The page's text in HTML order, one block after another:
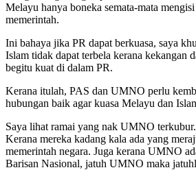
Melayu hanya boneka semata-mata
memerintah.
Ini bahaya jika PR dapat berkuasa, saya
Islam tidak dapat terbela kerana kekangan
begitu kuat di dalam PR.
Kerana itulah, PAS dan UMNO perlu
hubungan baik agar kuasa Melayu dan
Saya lihat ramai yang nak UMNO
Kerana mereka kadang kala ada yang
memerintah negara. Juga kerana UMNO
Barisan Nasional, jatuh UMNO maka